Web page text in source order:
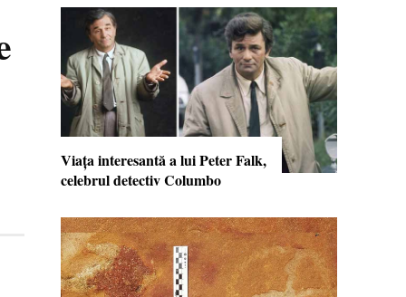
Viaţa interesantă a lui Peter Falk,
celebrul detectiv Columbo